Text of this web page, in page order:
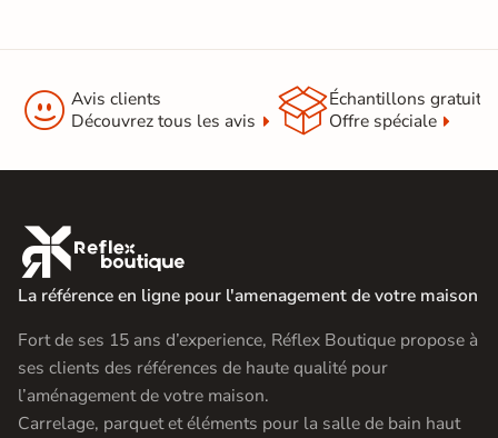
 Avis clients
Découvrez tous les avis
Échantillons gratuit
Offre spéciale

La référence en ligne pour l'amenagement de votre maison
Fort de ses 15 ans d’experience, Réflex Boutique propose à
ses clients des références de haute qualité pour
l’aménagement de votre maison.
Carrelage, parquet et éléments pour la salle de bain haut